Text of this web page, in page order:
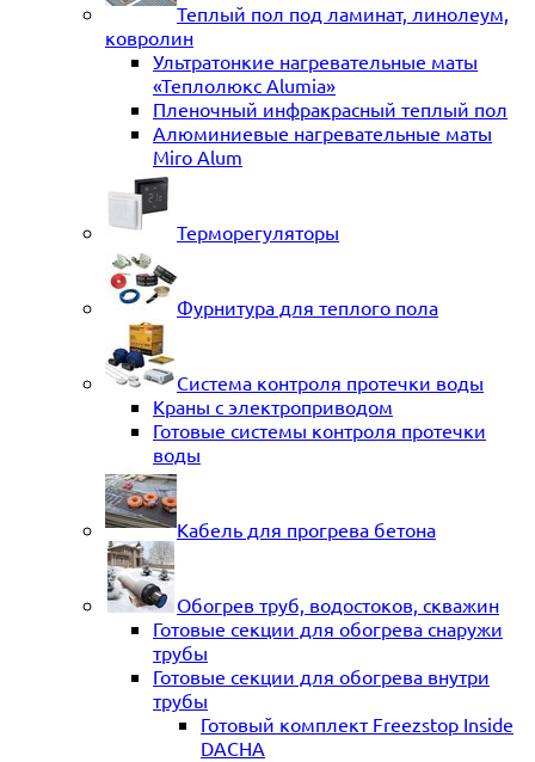
Теплый пол под ламинат, линолеум,
ковролин
Ультратонкие нагревательные маты
«Теплолюкс Alumia»
Пленочный инфракрасный теплый пол
Алюминиевые нагревательные маты
Miro Alum
Терморегуляторы
Фурнитура для теплого пола
Система контроля протечки воды
Краны с электроприводом
Готовые системы контроля протечки
воды
Кабель для прогрева бетона
Обогрев труб, водостоков, скважин
Готовые секции для обогрева снаружи
трубы
Готовые секции для обогрева внутри
трубы
Готовый комплект Freezstop Inside
DACHA